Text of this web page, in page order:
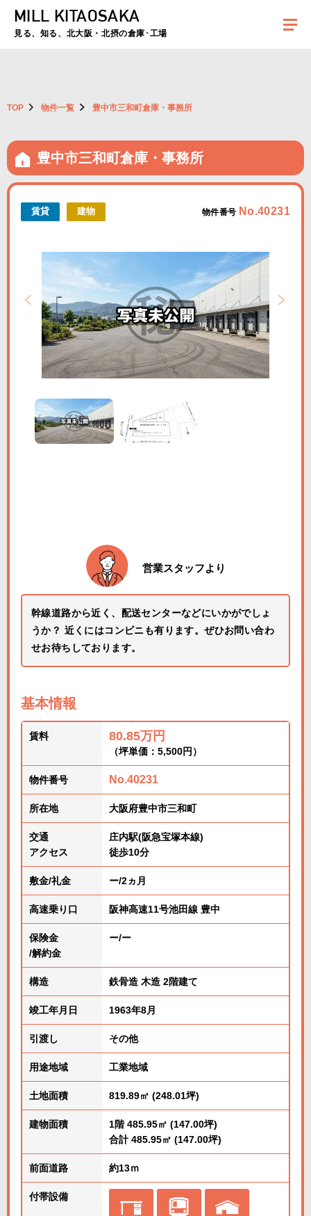
夏季休暇のお知らせ：2026年8月8日(土)～8月16日(日)まで休業とさせていた
MILL KITAOSAKA
見る、知る、北大阪・北摂の倉庫･工場
TOP 物件一覧 豊中市三和町倉庫・事務所
豊中市三和町倉庫・事務所
賃貸 建物 物件番号 No.40231
営業スタッフより
幹線道路から近く、配送センターなどにいかがでしょ
うか？ 近くにはコンビニも有ります。ぜひお問い合わ
せお待ちしております。
基本情報
賃料 80.85万円
（坪単価：5,500円）
物件番号 No.40231
所在地 大阪府豊中市三和町
交通
アクセス
庄内駅(阪急宝塚本線)
徒歩10分
敷金/礼金 ー/2ヵ月
高速乗り口 阪神高速11号池田線 豊中
保険金
/解約金
ー/ー
構造 鉄骨造 木造 2階建て
竣工年月日 1963年8月
引渡し その他
用途地域 工業地域
土地面積 819.89㎡ (248.01坪)
建物面積
1階 485.95㎡ (147.00坪)
合計 485.95㎡ (147.00坪)
前面道路 約13ｍ
付帯設備